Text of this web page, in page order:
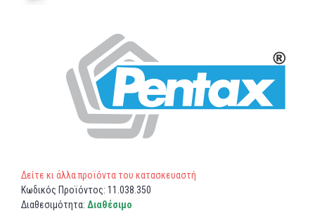
Δείτε κι άλλα προϊόντα του κατασκευαστή
Κωδικός Προϊόντος: 11.038.350
Διαθεσιμότητα: Διαθέσιμο